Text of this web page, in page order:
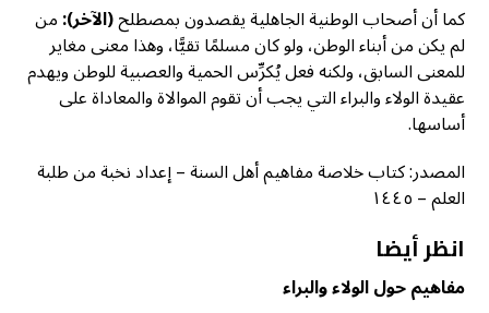
كما أن أصحاب الوطنية الجاهلية يقصدون بمصطلح(الآخر):من
لم يكن من أبناء الوطن، ولو كان مسلمًا تقيًّا، وهذا معنى مغاير
للمعنى السابق، ولكنه فعل يُكرِّس الحمية والعصبية للوطن ويهدم
عقيدة الولاء والبراء التي يجب أن تقوم الموالاة والمعاداة على
أساسها.
المصدر: كتاب خلاصة مفاهيم أهل السنة – إعداد نخبة من طلبة
العلم – ١٤٤٥
انظر أيضا
مفاهيم حول الولاء والبراء